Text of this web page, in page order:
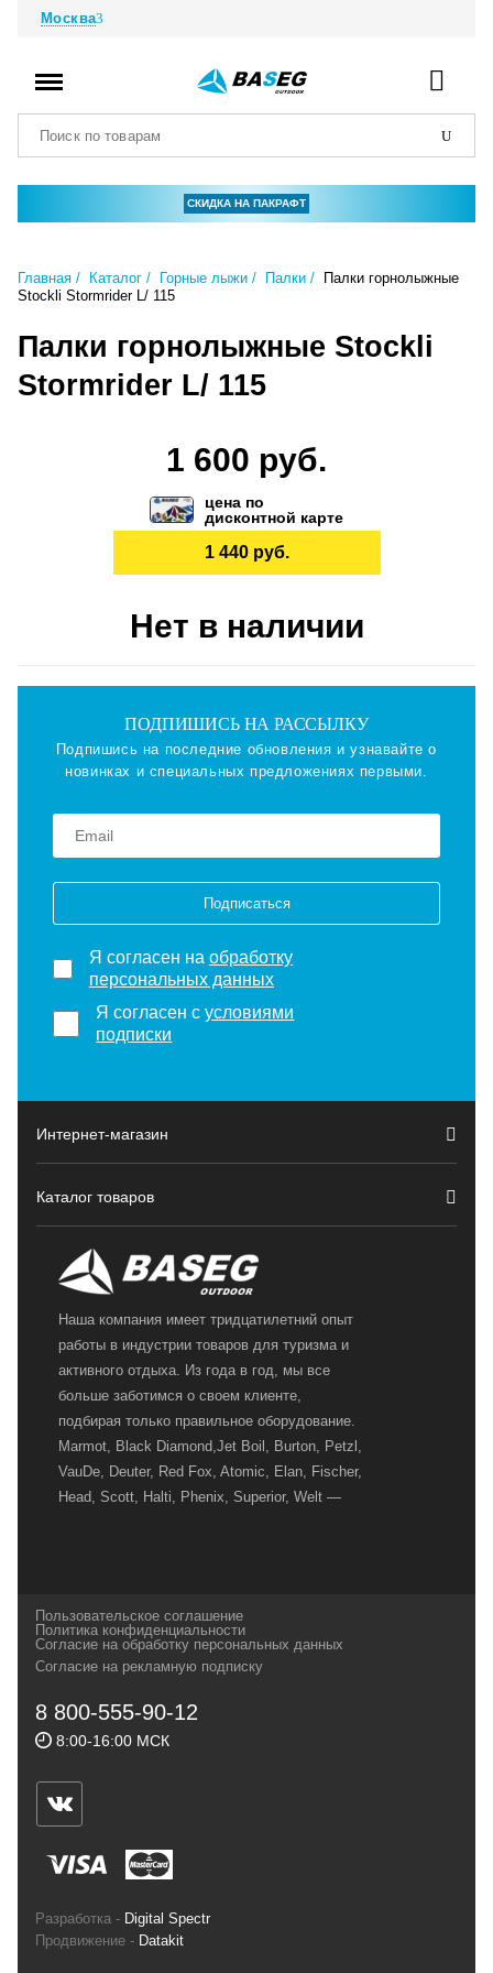
Москва
СКИДКА НА ПАКРАФТ
Главная Каталог Горные лыжи Палки
Палки горнолыжные
Stockli Stormrider L/ 115
Палки горнолыжные Stockli
Stormrider L/ 115
1 600 руб.
цена по
дисконтной карте
1 440 руб.
Нет в наличии
ПОДПИШИСЬ НА РАССЫЛКУ
Подпишись на последние обновления и узнавайте о
новинках и специальных предложениях первыми.
Подписаться
Я согласен на обработку
персональных данных
Я согласен сусловиями
подписки
Интернет-магазин
Каталог товаров
Наша компания имеет тридцатилетний опыт
работы в индустрии товаров для туризма и
активного отдыха. Из года в год, мы все
больше заботимся о своем клиенте,
подбирая только правильное оборудование.
Marmot, Black Diamond,Jet Boil, Burton, Petzl,
VauDe, Deuter, Red Fox, Atomic, Elan, Fischer,
Head, Scott, Halti, Phenix, Superior, Welt —
и взыскательных путешественников,
спортсменов и отдыхающих.
Геннадьевич
ИНН 590300057023 ОГРН 304590319000121
ул.Советская, 25, магазин Басег.
Тел./факс (342) 2101242
Пользовательское соглашение
Политика конфиденциальности
Согласие на обработку персональных данных
Согласие на рекламную подписку
8 800-555-90-12
8:00-16:00 МСК
Разработка - Digital Spectr
Продвижение - Datakit